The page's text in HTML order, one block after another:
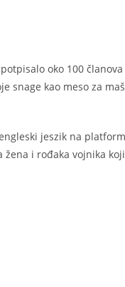
oko 100
snage kao meso za
jeszik na
i rođaka vojnika